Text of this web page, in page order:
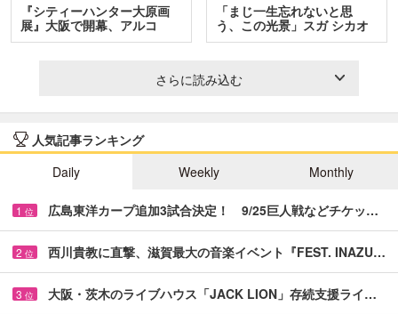
『シティーハンター大原画
展』大阪で開幕、アルコ
＆…
「まじ一生忘れないと思
う、この光景」スガ シカオ
と…
さらに読み込む
人気記事ランキング
Daily
Weekly Monthly
1 位 広島東洋カープ追加3試合決定！ 9/25巨人戦などチケッ…
2 位 西川貴教に直撃、滋賀最大の音楽イベント『FEST. INAZU…
3 位 大阪・茨木のライブハウス「JACK LION」存続支援ライ…